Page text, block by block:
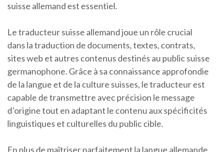
suisse allemand est essentiel.
Le traducteur suisse allemand joue un rôle crucial
dans la traduction de documents, textes, contrats,
sites web et autres contenus destinés au public suisse
germanophone. Grâce à sa connaissance approfondie
de la langue et de la culture suisses, le traducteur est
capable de transmettre avec précision le message
d’origine tout en adaptant le contenu aux spécificités
linguistiques et culturelles du public cible.
En plus de maîtriser parfaitement la langue allemande